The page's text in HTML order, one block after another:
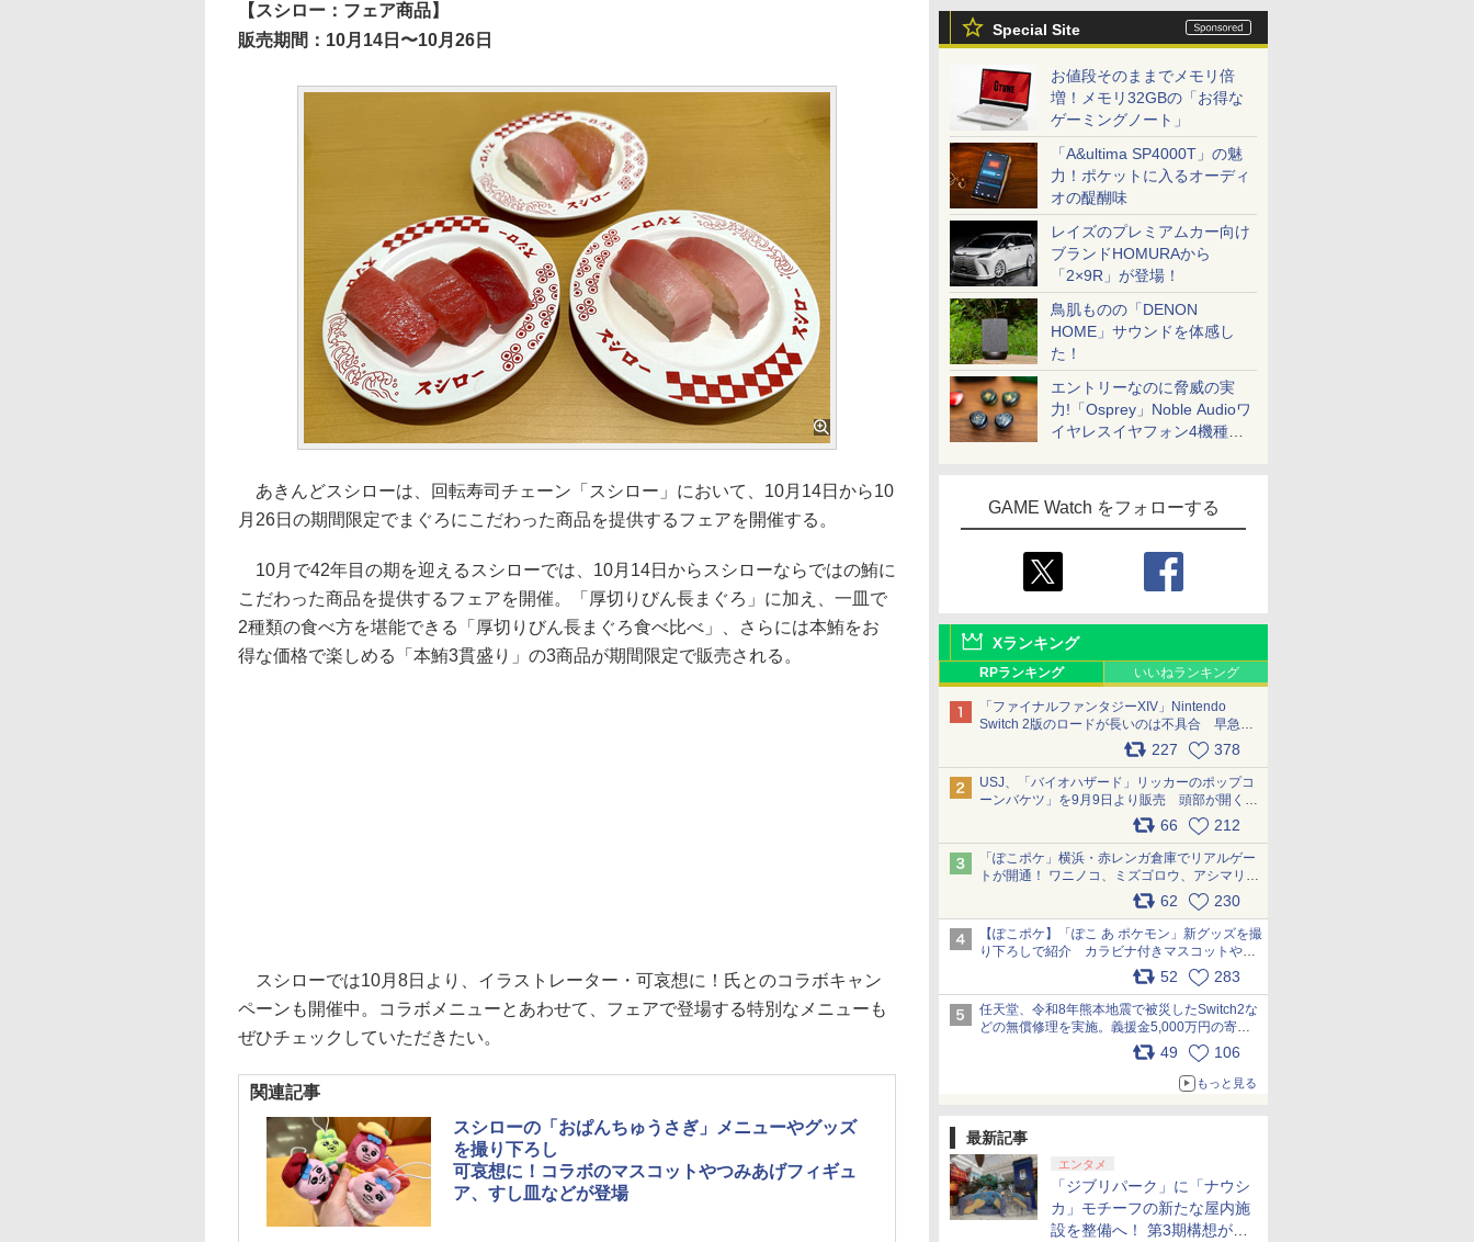
Special Site
お値段そのままでメモリ倍
増！メモリ32GBの「お得な
ゲーミングノート」
「A&ultima SP4000T」の魅
力！ポケットに入るオーディ
オの醍醐味
レイズのプレミアムカー向け
ブランドHOMURAから
「2×9R」が登場！
鳥肌ものの「DENON
HOME」サウンドを体感し
た！
エントリーなのに脅威の実
力!「Osprey」Noble Audioワ
イヤレスイヤフォン4機種を
GAME Watch をフォローする
Xランキング
RPランキング いいねランキング
「ファイナルファンタジーXIV」Nintendo
Switch 2版のロードが長いのは不具合 早急に
アップデートできるよう対応中227 378
USJ、「バイオハザード」リッカーのポップコ
ーンバケツ」を9月9日より販売 頭部が開く仕
組み。味は恐怖を堪のう「味噌フレーバー」
66 212
「ぽこポケ」横浜・赤レンガ倉庫でリアルゲー
トが開通！ ワニノコ、ミズゴロウ、アシマリ登
場シーンをレポート pic.x.com/LDgEByVl6D
62 230
【ぽこポケ】「ぽこ あ ポケモン」新グッズを撮
り下ろしで紹介 カラビナ付きマスコットやス
52 283
任天堂、令和8年熊本地震で被災したSwitch2な
どの無償修理を実施。義援金5,000万円の寄付
も発表 pic.x.com/BAYsMfUfUC
49 106
もっと見る
最新記事
エンタメ
「ジブリパーク」に「ナウシ
カ」モチーフの新たな屋内施
設を整備へ！ 第3期構想が公
【スシロー：フェア商品】
販売期間：10月14日〜10月26日
あきんどスシローは、回転寿司チェーン「スシロー」において、10月14日から10
月26日の期間限定でまぐろにこだわった商品を提供するフェアを開催する。
10月で42年目の期を迎えるスシローでは、10月14日からスシローならではの鮪に
こだわった商品を提供するフェアを開催。「厚切りびん長まぐろ」に加え、一皿で
2種類の食べ方を堪能できる「厚切りびん長まぐろ食べ比べ」、さらには本鮪をお
得な価格で楽しめる「本鮪3貫盛り」の3商品が期間限定で販売される。
スシローでは10月8日より、イラストレーター・可哀想に！氏とのコラボキャン
ペーンも開催中。コラボメニューとあわせて、フェアで登場する特別なメニューも
ぜひチェックしていただきたい。
関連記事
スシローの「おぱんちゅうさぎ」メニューやグッズ
を撮り下ろし
可哀想に！コラボのマスコットやつみあげフィギュ
ア、すし皿などが登場